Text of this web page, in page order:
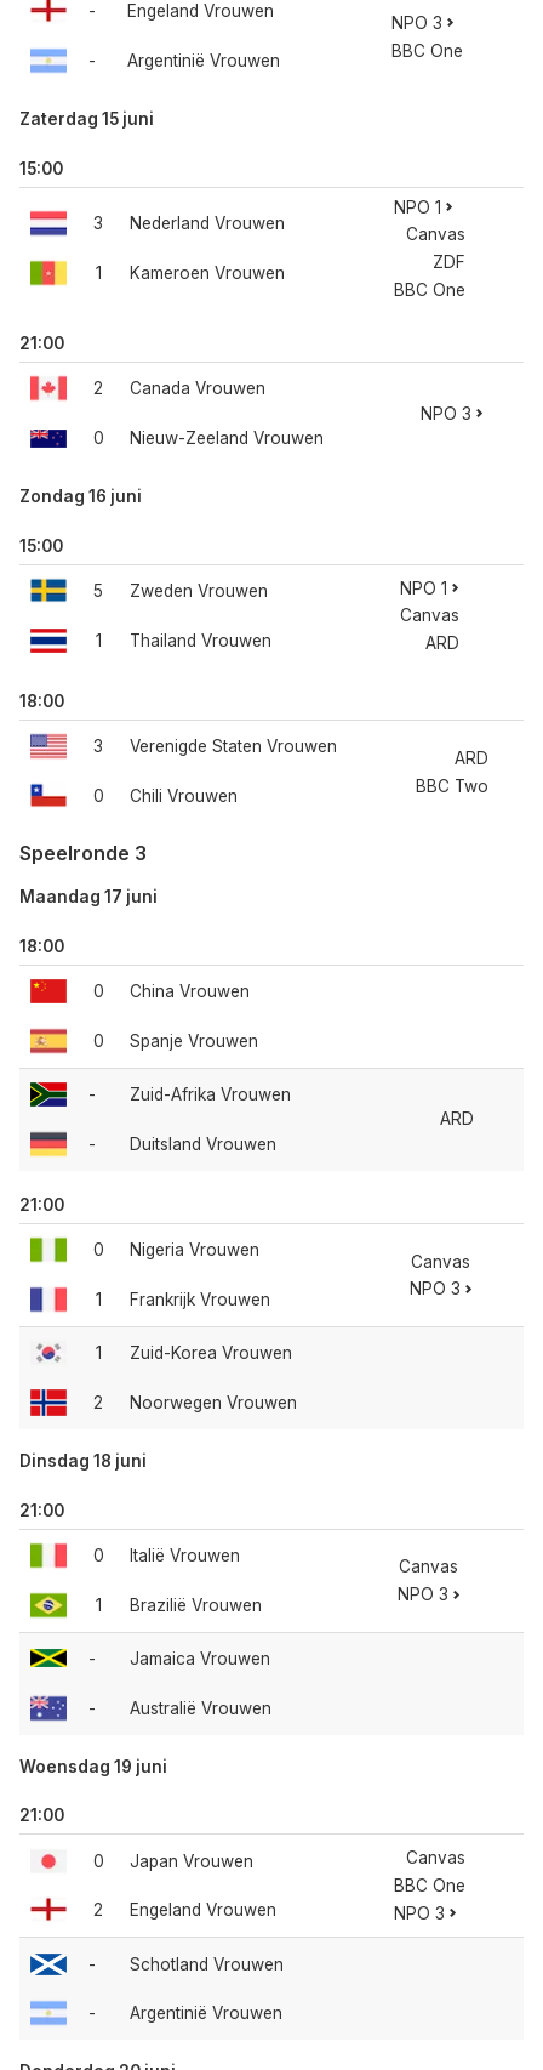
-
-
Engeland Vrouwen
Argentinië Vrouwen
NPO 3
BBC One
Zaterdag 15 juni
15:00
3
1
Nederland Vrouwen
Kameroen Vrouwen
NPO 1
Canvas
ZDF
BBC One
21:00
2
0
Canada Vrouwen
Nieuw-Zeeland Vrouwen
NPO 3
Zondag 16 juni
15:00
5
1
Zweden Vrouwen
Thailand Vrouwen
NPO 1
Canvas
ARD
18:00
3
0
Verenigde Staten Vrouwen
Chili Vrouwen
ARD
BBC Two
Speelronde 3
Maandag 17 juni
18:00
0
0
China Vrouwen
Spanje Vrouwen
-
-
Zuid-Afrika Vrouwen
Duitsland Vrouwen
ARD
21:00
0
1
Nigeria Vrouwen
Frankrijk Vrouwen
Canvas
NPO 3
1
2
Zuid-Korea Vrouwen
Noorwegen Vrouwen
Dinsdag 18 juni
21:00
0
1
Italië Vrouwen
Brazilië Vrouwen
Canvas
NPO 3
-
-
Jamaica Vrouwen
Australië Vrouwen
Woensdag 19 juni
21:00
0
2
Japan Vrouwen
Engeland Vrouwen
Canvas
BBC One
NPO 3
-
-
Schotland Vrouwen
Argentinië Vrouwen